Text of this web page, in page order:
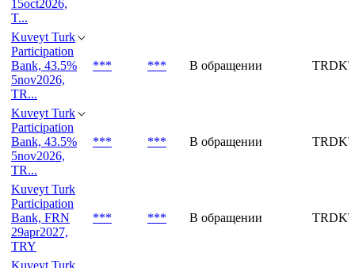
15oct2026,
T...
Kuveyt Turk
Participation
Bank, 43.5%
5nov2026,
TR...
*** *** В обращении
Kuveyt Turk
Participation
Bank, 43.5%
5nov2026,
TR...
*** *** В обращении
Kuveyt Turk
Participation
Bank, FRN
29apr2027,
TRY
*** *** В обращении
Kuveyt Turk